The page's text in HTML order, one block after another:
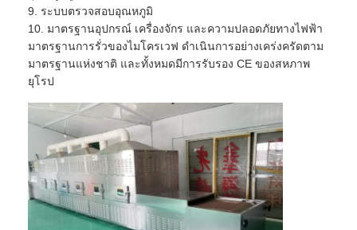
9. ระบบตรวจสอบอุณหภูมิ
10. มาตรฐานอุปกรณ์ เครื่องจักร และความปลอดภัยทางไฟฟ้า
มาตรฐานการรั่วของไมโครเวฟ ดำเนินการอย่างเคร่งครัดตาม
มาตรฐานแห่งชาติ และทั้งหมดมีการรับรอง CE ของสหภาพ
ยุโรป